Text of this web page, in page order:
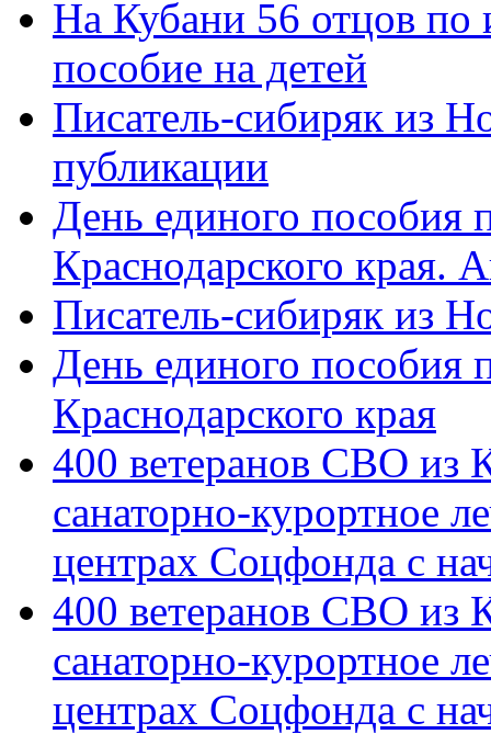
На Кубани 56 отцов по
пособие на детей
Писатель-сибиряк из
публикации
День единого пособия
Краснодарского края.
Писатель-сибиряк из
День единого пособия
Краснодарского края
400 ветеранов СВО из
санаторно-курортное
центрах Соцфонда с
400 ветеранов СВО из
санаторно-курортное
центрах Соцфонда с